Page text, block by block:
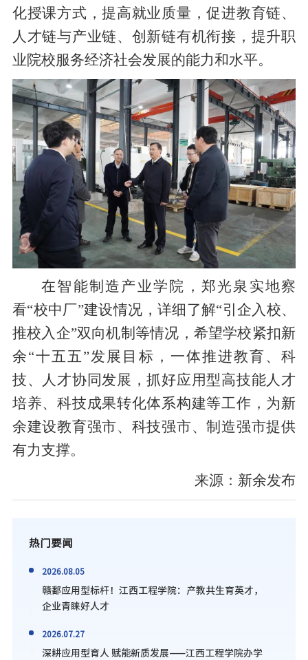
化授课方式，提高就业质量，促进教育链、
人才链与产业链、创新链有机衔接，提升职
业院校服务经济社会发展的能力和水平。
在智能制造产业学院，郑光泉实地察
看“校中厂”建设情况，详细了解“引企入校、
推校入企”双向机制等情况，希望学校紧扣新
余“十五五”发展目标，一体推进教育、科
技、人才协同发展，抓好应用型高技能人才
培养、科技成果转化体系构建等工作，为新
余建设教育强市、科技强市、制造强市提供
有力支撑。
来源：新余发布
热门要闻
2026.08.05
赣鄱应用型标杆！江西工程学院：产教共生育英才，
企业青睐好人才
2026.07.27
深耕应用型育人 赋能新质发展——江西工程学院办学